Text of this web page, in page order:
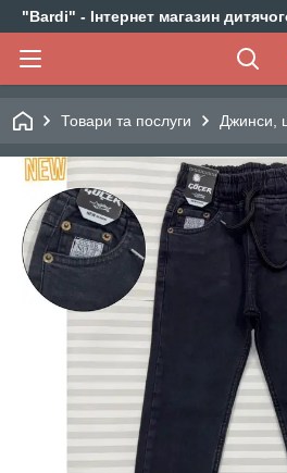
"Bardi" - Інтернет магазин
Товари та послуги Джинси,